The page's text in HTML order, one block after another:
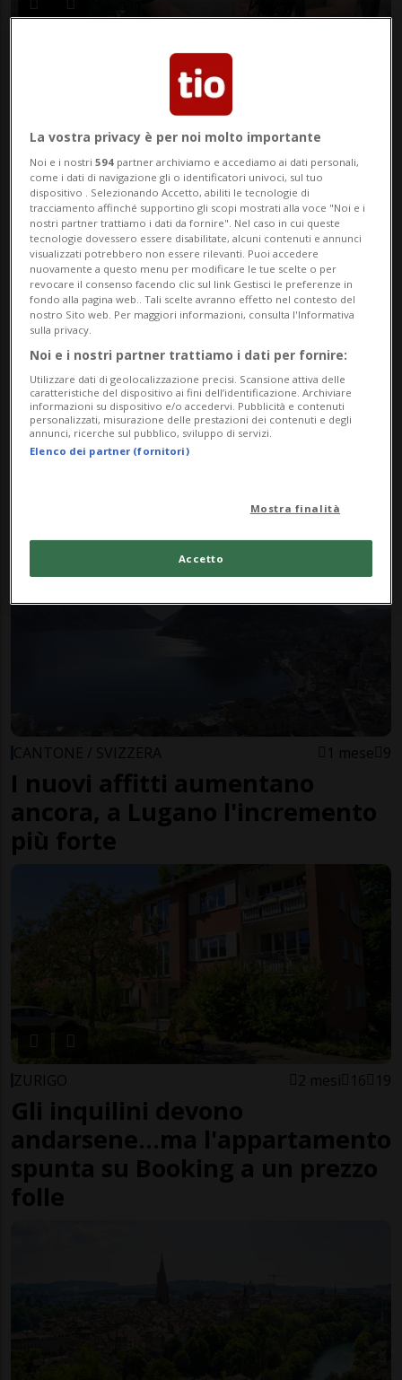
Il volto nascosto della povertà:
«Si trova dietro le porte
chiuse»
SVIZZERA 1 mese 21
Quando in quattro anni l’affitto
CANTONE / SVIZZERA 1 mese 9
I nuovi affitti aumentano
ancora, a Lugano l'incremento
più forte
ZURIGO 2 mesi 16 19
Gli inquilini devono
andarsene...ma l'appartamento
spunta su Booking a un prezzo
folle
La vostra privacy è per noi molto importante
Noi e i nostri594 partner archiviamo e accediamo ai dati personali,
come i dati di navigazione gli o identificatori univoci, sul tuo
dispositivo . Selezionando Accetto, abiliti le tecnologie di
tracciamento affinché supportino gli scopi mostrati alla voce "Noi e i
nostri partner trattiamo i dati da fornire". Nel caso in cui queste
tecnologie dovessero essere disabilitate, alcuni contenuti e annunci
visualizzati potrebbero non essere rilevanti. Puoi accedere
nuovamente a questo menu per modificare le tue scelte o per
revocare il consenso facendo clic sul link Gestisci le preferenze in
fondo alla pagina web.. Tali scelte avranno effetto nel contesto del
nostro Sito web. Per maggiori informazioni, consulta l'Informativa
sulla privacy.
Noi e i nostri partner trattiamo i dati per fornire:
Utilizzare dati di geolocalizzazione precisi. Scansione attiva delle
caratteristiche del dispositivo ai fini dell’identificazione. Archiviare
informazioni su dispositivo e/o accedervi. Pubblicità e contenuti
personalizzati, misurazione delle prestazioni dei contenuti e degli
annunci, ricerche sul pubblico, sviluppo di servizi.
Elenco dei partner (fornitori)
Mostra finalità
Accetto